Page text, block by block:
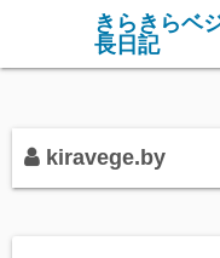
テ
きらきらベ
長日記
kiravege.by